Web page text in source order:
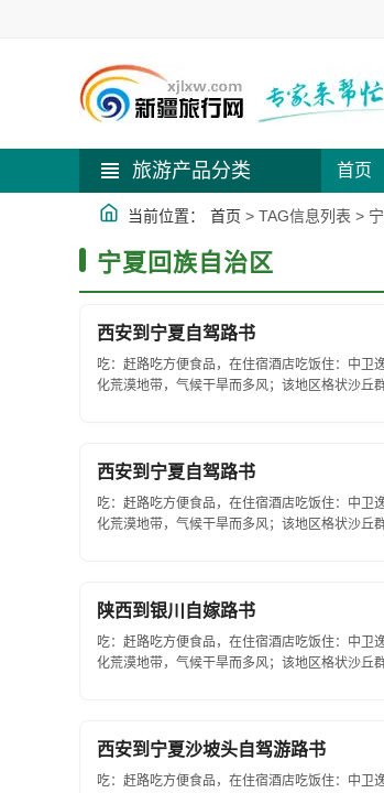
旅游产品分类 首页
当前位置： 首页 > TAG信息列表 >
宁夏回族自治区
西安到宁夏自驾路书
吃：赶路吃方便食品，在住宿酒店吃饭住：中卫
化荒漠地带，气候干旱而多风；该地区格状沙丘
西安到宁夏自驾路书
吃：赶路吃方便食品，在住宿酒店吃饭住：中卫
化荒漠地带，气候干旱而多风；该地区格状沙丘
陕西到银川自嫁路书
吃：赶路吃方便食品，在住宿酒店吃饭住：中卫
化荒漠地带，气候干旱而多风；该地区格状沙丘
西安到宁夏沙坡头自驾游路书
吃：赶路吃方便食品，在住宿酒店吃饭住：中卫